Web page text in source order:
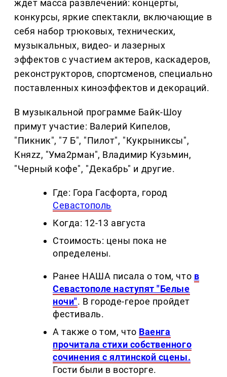
ждет масса развлечений: концерты,
конкурсы, яркие спектакли, включающие в
себя набор трюковых, технических,
музыкальных, видео- и лазерных
эффектов с участием актеров, каскадеров,
реконструкторов, спортсменов, специально
поставленных киноэффектов и декораций.
В музыкальной программе Байк-Шоу
примут участие: Валерий Кипелов,
"Пикник", "7 Б", "Пилот", "Кукрыниксы",
Княzz, "Ума2рман", Владимир Кузьмин,
"Черный кофе", "Декабрь" и другие.
Где: Гора Гасфорта, город
Севастополь
Когда: 12-13 августа
Стоимость: цены пока не
определены.
Ранее НАША писала о том, что в
Севастополе наступят "Белые
ночи". В городе-герое пройдет
фестиваль.
А также о том, что Ваенга
прочитала стихи собственного
сочинения с ялтинской сцены.
Гости были в восторге.